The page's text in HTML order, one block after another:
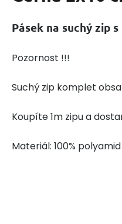
Pásek na suchý zip
Pozornost !!!
Suchý zip komplet
Koupíte 1m zipu a
Materiál: 100% polyamid